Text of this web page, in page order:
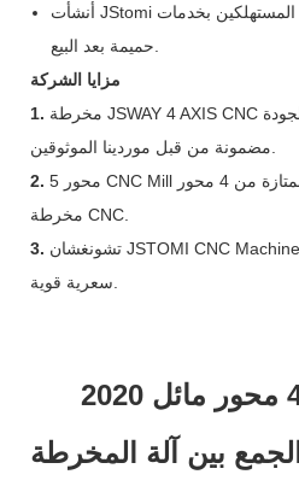
أنشأت JStomi نظام خدمة كامل لتزويد المستهلكين بخدمات
مزايا الشركة
1. مخرطة JSWAY 4 AXIS CNC مصنوعة من مواد خام عالية الجودة
2. 5 محور CNC Mill يتفوق بسبب خصائصه الممتازة من 4 محور
مخرطة CNC.
3. تشونغشان JSTOMI CNC Machine Tool Co., Ltd. يوفر ميزة
2020 تصميم جديد 4 محور مائل
بين آلة المخرطة